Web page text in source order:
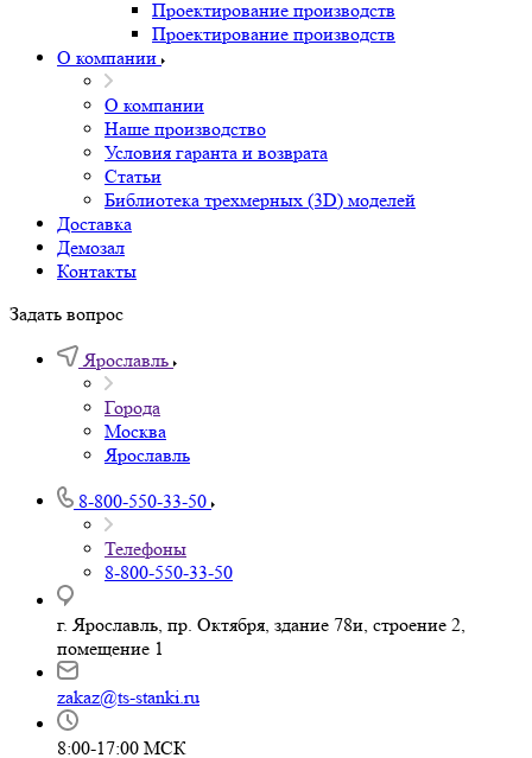
Изготовление оборудования под заказ
Изготовление на заказ
Лизинг
Лизинг
Лизинг
Сервис
Проектирование производств
О компании
О компании
Наше производство
Условия гаранта и возврата
Библиотека трехмерных (3D) моделей
Доставка
Демозал
Контакты
Задать вопрос
Москва